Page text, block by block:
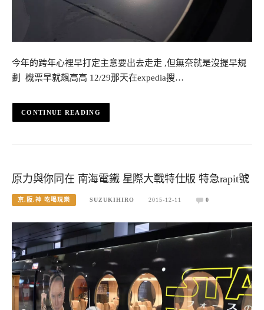
今年的跨年心裡早打定主意要出去走走 ,但無奈就是沒提早規
劃 機票早就飆高高 12/29那天在expedia搜…
CONTINUE READING
原力與你同在 南海電鐵 星際大戰特仕版 特急rapit號
京.阪.神 吃喝玩樂 SUZUKIHIRO 2015-12-11 0